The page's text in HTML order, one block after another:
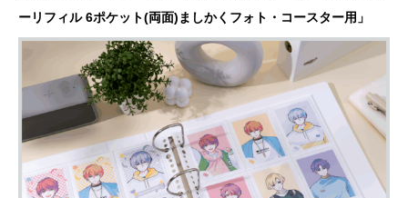
ーリフィル 6ポケット(両面)ましかくフォト・コースター用」